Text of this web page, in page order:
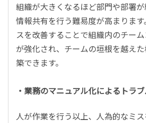
組織が大きくなるほど部門や部署
情報共有を行う難易度が高まりま
スを改善することで組織内のチー
が強化され、チームの垣根を越え
築できます。
・業務のマニュアル化によるトラ
人が作業を行う以上、人為的なミ